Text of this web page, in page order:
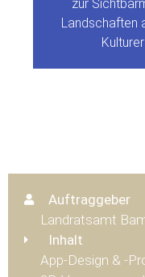
zur
Landschaften
Auftraggeber
Landratsamt
Inhalt
App-Design & -